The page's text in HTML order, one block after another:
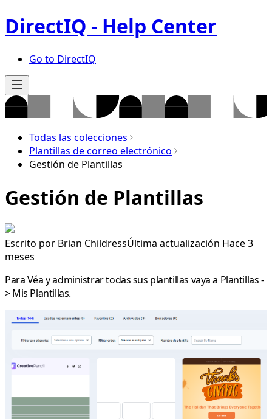
DirectIQ - Help Center
Go to DirectIQ
Todas las colecciones
Plantillas de correo electrónico
Gestión de Plantillas
Gestión de Plantillas
Escrito por Brian ChildressÚltima actualización Hace 3
meses
Para Véa y administrar todas sus plantillas vaya a Plantillas-
>Mis Plantillas.